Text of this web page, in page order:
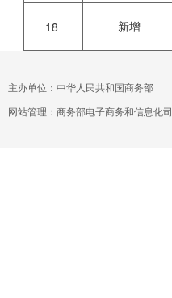
18 新增
主办单位：中华人民共和国商务部
网站管理：商务部电子商务和信息化司